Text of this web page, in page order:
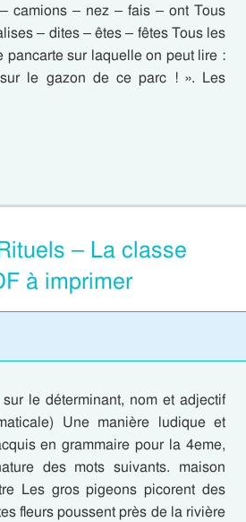
camions – nez – fais – ont Tous
– dites – êtes – fêtes Tous les
pancarte sur laquelle on peut lire :
le gazon de ce parc ! ». Les
– La classe
à imprimer
le déterminant, nom et adjectif
Une manière ludique et
en grammaire pour la 4eme,
des mots suivants. maison
Les gros pigeons picorent des
fleurs poussent près de la rivière